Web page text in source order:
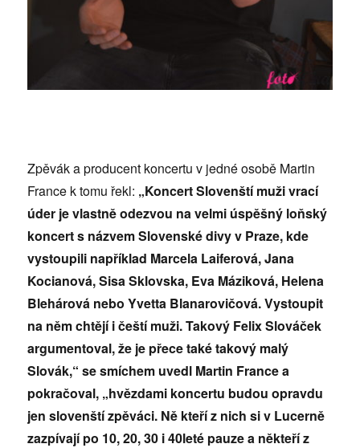
Zpěvák a producent koncertu v jedné osobě Martin
France k tomu řekl: „Koncert Slovenští muži vrací
úder je vlastně odezvou na velmi úspěšný loňský
koncert s názvem Slovenské divy v Praze, kde
vystoupili například Marcela Laiferová, Jana
Kocianová, Sisa Sklovska, Eva Máziková, Helena
Blehárová nebo Yvetta Blanarovičová. Vystoupit
na něm chtějí i čeští muži. Takový Felix Slováček
argumentoval, že je přece také takový malý
Slovák,“ se smíchem uvedl Martin France a
pokračoval, „hvězdami koncertu budou opravdu
jen slovenští zpěváci. Ně kteří z nich si v Lucerně
zazpívají po 10, 20, 30 i 40leté pauze a někteří z